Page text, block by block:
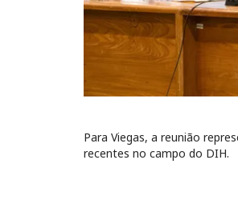
Para Viegas, a reunião
recentes no campo do DIH.